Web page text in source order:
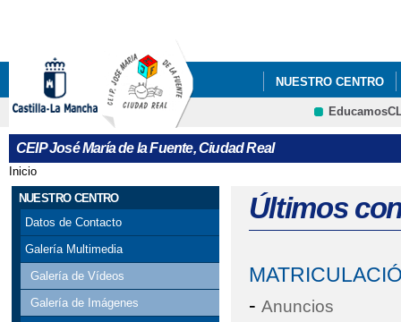
NUESTRO CENTRO
CEIP José María de la Fuente, Ciudad Real
Se encuentra usted aquí
Inicio
NUESTRO CENTRO
Datos de Contacto
Galería Multimedia
Galería de Vídeos
Galería de Imágenes
Últimos
- Anuncios